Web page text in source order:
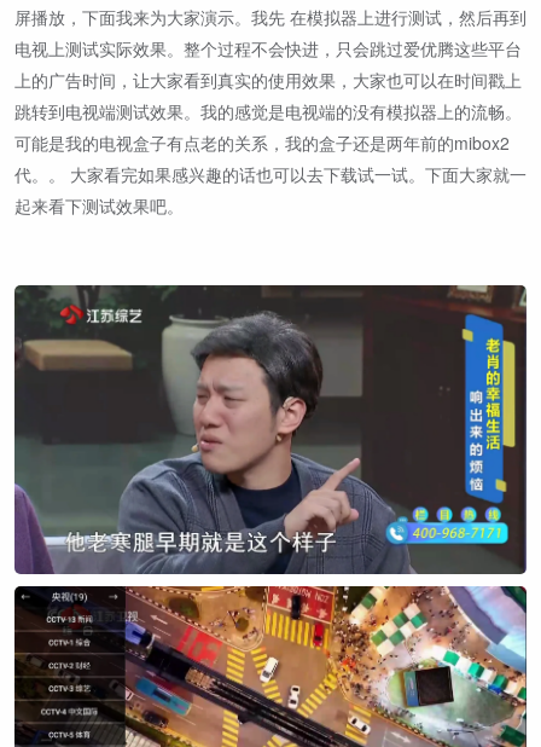
屏播放，下面我来为大家演示。我先 在模拟器上进行测试，然后再到
电视上测试实际效果。整个过程不会快进，只会跳过爱优腾这些平台
上的广告时间，让大家看到真实的使用效果，大家也可以在时间戳上
跳转到电视端测试效果。我的感觉是电视端的没有模拟器上的流畅。
可能是我的电视盒子有点老的关系，我的盒子还是两年前的mibox2
代。。 大家看完如果感兴趣的话也可以去下载试一试。下面大家就一
起来看下测试效果吧。